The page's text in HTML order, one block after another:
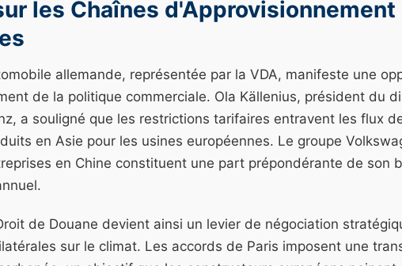
les Chaînes d'Approvisionnement
allemande, représentée par la VDA, manifeste une
de la politique commerciale. Ola Källenius, président du
a souligné que les restrictions tarifaires entravent les flux
en Asie pour les usines européennes. Le groupe
en Chine constituent une part prépondérante de son
de Douane devient ainsi un levier de négociation
sur le climat. Les accords de Paris imposent une